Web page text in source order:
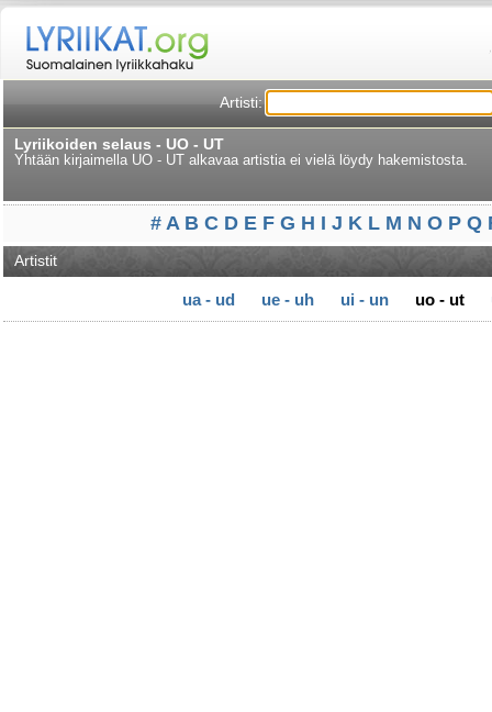
Artisti:
Lyriikoiden selaus - UO - UT
Yhtään kirjaimella UO - UT alkavaa artistia ei vielä löydy hakemistosta.
# A B C D E F G H I J K L M N O P Q
Artistit
ua - ud ue - uh ui - un uo - ut